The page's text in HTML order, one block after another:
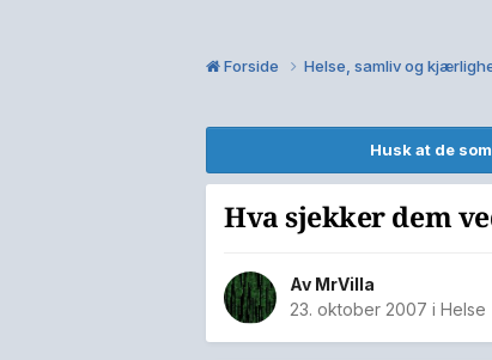
Forside Helse, samliv og
Husk at de
Hva sjekker dem
Av MrVilla
23. oktober 2007 i Helse